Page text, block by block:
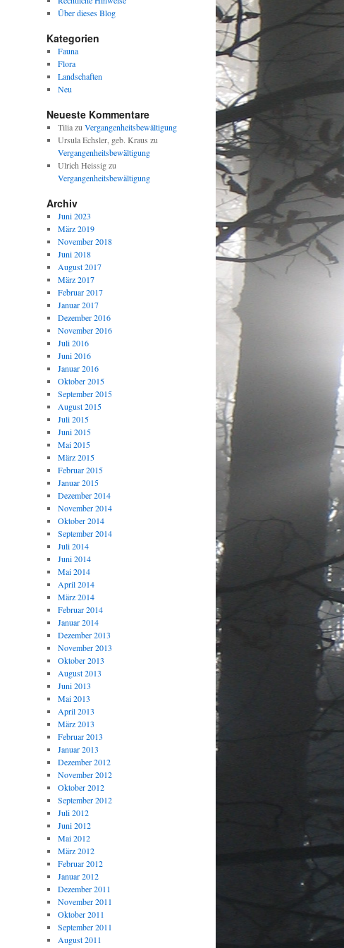
Über dieses Blog
Kategorien
Fauna
Flora
Landschaften
Neu
Neueste Kommentare
Tiliazu Vergangenheitsbewältigung
Ursula Echsler, geb. Kraus zu
Vergangenheitsbewältigung
Ulrich Heissigzu
Vergangenheitsbewältigung
Archiv
Juni 2023
März 2019
November 2018
Juni 2018
August 2017
März 2017
Februar 2017
Januar 2017
Dezember 2016
November 2016
Juli 2016
Juni 2016
Januar 2016
Oktober 2015
September 2015
August 2015
Juli 2015
Juni 2015
Mai 2015
März 2015
Februar 2015
Januar 2015
Dezember 2014
November 2014
Oktober 2014
September 2014
Juli 2014
Juni 2014
Mai 2014
April 2014
März 2014
Februar 2014
Januar 2014
Dezember 2013
November 2013
Oktober 2013
August 2013
Juni 2013
Mai 2013
April 2013
März 2013
Februar 2013
Januar 2013
Dezember 2012
November 2012
Oktober 2012
September 2012
Juli 2012
Juni 2012
Mai 2012
März 2012
Februar 2012
Januar 2012
Dezember 2011
November 2011
Oktober 2011
September 2011
August 2011